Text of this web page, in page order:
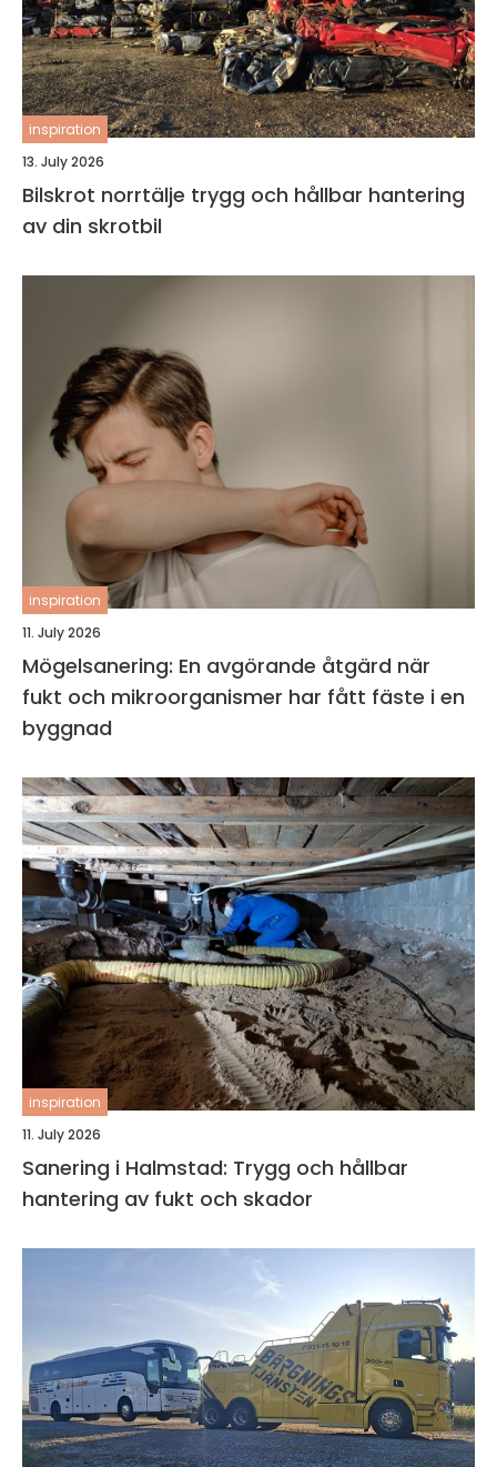
inspiration
13. July 2026
Bilskrot norrtälje trygg och hållbar hantering
av din skrotbil
inspiration
11. July 2026
Mögelsanering: En avgörande åtgärd när
fukt och mikroorganismer har fått fäste i en
byggnad
inspiration
11. July 2026
Sanering i Halmstad: Trygg och hållbar
hantering av fukt och skador